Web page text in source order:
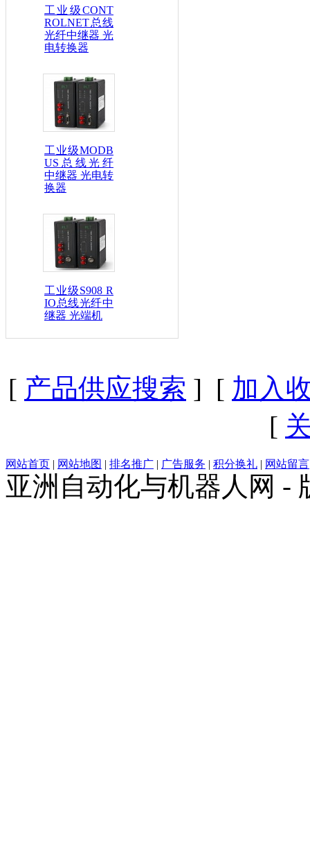
工业级CONT
ROLNET总线
光纤中继器 光
电转换器
工业级MODB
US总线光纤
中继器 光电转
换器
工业级S908 R
IO总线光纤中
继器 光端机
[ 产品供应搜索 ] [ 加入
[
网站首页 | 网站地图 | 排名推广 | 广告服务 | 积分换礼 | 网站留言
亚洲自动化与机器人网 -